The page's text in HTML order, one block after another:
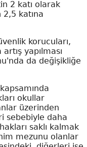
2 katı olarak
katına
korucuları,
yapılması
da değişikliğe
okullar
üzerinden
sebebiyle daha
saklı kalmak
mezunu olanlar